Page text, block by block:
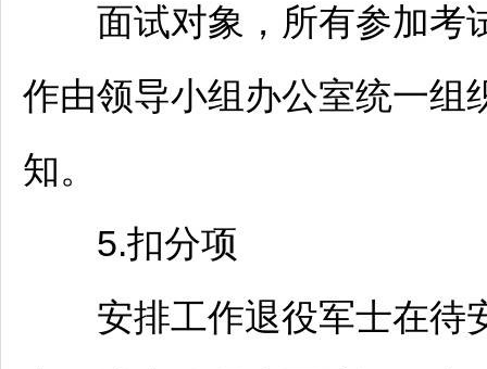
面试对象，所有参加考
作由领导小组办公室统一组
知。
5.扣分项
安排工作退役军士在待